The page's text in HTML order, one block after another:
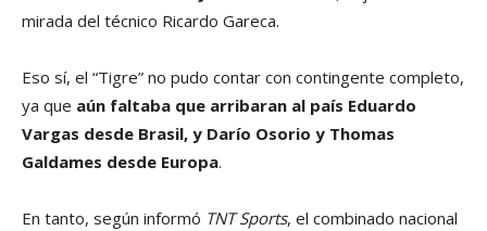
mirada del técnico Ricardo Gareca.
Eso sí, el “Tigre” no pudo contar con contingente completo,
ya que aún faltaba que arribaran al país Eduardo
Vargas desde Brasil, y Darío Osorio y Thomas
Galdames desde Europa.
En tanto, según informó TNT Sports, el combinado nacional